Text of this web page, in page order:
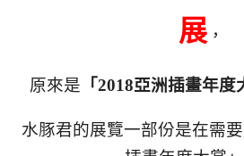
展，
原來是 「2018亞洲插畫年度
水豚君的展覽一部份是在需